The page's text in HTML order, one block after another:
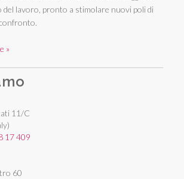
del lavoro, pronto a stimolare nuovi poli di
»
11/C
17 409
60